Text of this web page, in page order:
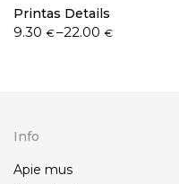
Printas Details
9.30 €–22.00€
Info
Apie mus